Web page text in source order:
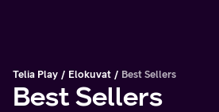
Telia Play Elokuvat Best Sellers
Best Sellers